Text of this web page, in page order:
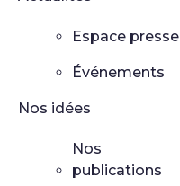
Espace presse
Événements
Nos idées
Nos
publications